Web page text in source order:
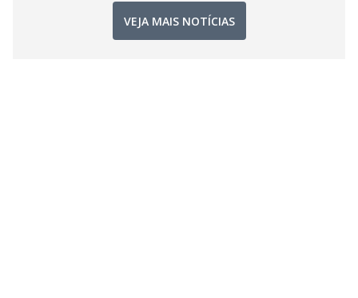
VEJA MAIS NOTÍCIAS